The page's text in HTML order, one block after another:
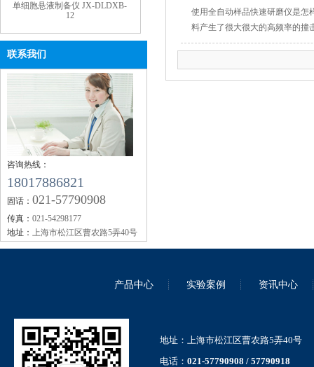
单细胞悬液制备仪 JX-DLDXB-
12
联系我们
咨询热线：
18017886821
固话： 021-57790908
传真： 021-54298177
地址： 上海市松江区曹农路5弄40号
使用全自动样品快速研磨仪是怎
料产生了很大很大的高频率的撞
以给媒质产生环境污染的。当你
产品中心 实验案例 资讯中心
地址：上海市松江区曹农路5弄40号
电话： 021-57790908 / 57790918